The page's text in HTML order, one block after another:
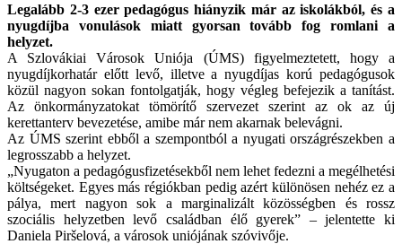
Legalább 2-3 ezer pedagógus hiányzik már az iskolákból, és a
nyugdíjba vonulások miatt gyorsan tovább fog romlani a
helyzet.
A Szlovákiai Városok Uniója (ÚMS) figyelmeztetett, hogy a
nyugdíjkorhatár előtt levő, illetve a nyugdíjas korú pedagógusok
közül nagyon sokan fontolgatják, hogy végleg befejezik a tanítást.
Az önkormányzatokat tömörítő szervezet szerint az ok az új
kerettanterv bevezetése, amibe már nem akarnak belevágni.
Az ÚMS szerint ebből a szempontból a nyugati országrészekben a
legrosszabb a helyzet.
„Nyugaton a pedagógusfizetésekből nem lehet fedezni a megélhetési
költségeket. Egyes más régiókban pedig azért különösen nehéz ez a
pálya, mert nagyon sok a marginalizált közösségben és rossz
szociális helyzetben levő családban élő gyerek” – jelentette ki
Daniela Piršelová, a városok uniójának szóvivője.